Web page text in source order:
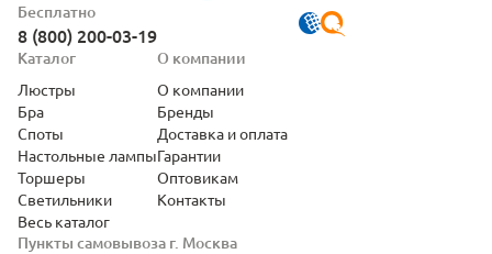
Бесплатно
8 (800) 200-03-19
Пункты самовывоза г. Москва
Каталог
Люстры
Бра
Споты
Настольные лампы
Торшеры
Светильники
Весь каталог
О компании
О компании
Бренды
Доставка и оплата
Гарантии
Оптовикам
Контакты